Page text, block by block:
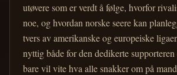
utøvere som er verdt å følge, hvorfor
noe, og hvordan norske seere kan
tvers av amerikanske og europeiske
nyttig både for den dedikerte
bare vil vite hva alle snakker om på